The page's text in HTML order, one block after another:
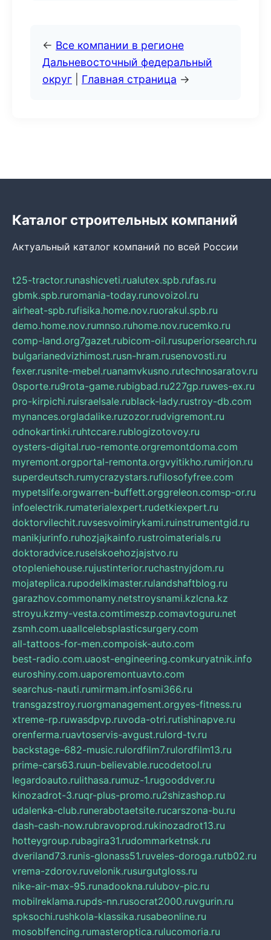
← Все компании в регионе
Дальневосточный федеральный
округ
Главная страница →
Каталог строительных компаний
Актуальный каталог компаний по всей России
t25-tractor.runashicveti.rualutex.spb.rufas.ru
gbmk.spb.ruromania-today.runovoizol.ru
airheat-spb.rufisika.home.nov.ruorakul.spb.ru
demo.home.nov.rumnso.ruhome.nov.rucemko.ru
comp-land.org7gazet.rubicom-oil.rusuperiorsearch.ru
bulgarianedvizhimost.rusn-hram.rusenovosti.ru
fexer.rusnite-mebel.ruanamvkusno.rutechnosaratov.ru
0sporte.ru9rota-game.rubigbad.ru227gp.ruwes-ex.ru
pro-kirpichi.ruisraelsale.rublack-lady.rustroy-db.com
mynances.orgladalike.ruzozor.rudvigremont.ru
odnokartinki.ruhtccare.rublogizotovoy.ru
oysters-digital.ruo-remonte.orgremontdoma.com
myremont.orgportal-remonta.orgvyitikho.rumirjon.ru
superdeutsch.rumycrazystars.rufilosofyfree.com
mypetslife.orgwarren-buffett.orggreleon.comsp-or.ru
infoelectrik.rumaterialexpert.rudetkiexpert.ru
doktorvilechit.ruvsesvoimirykami.ruinstrumentgid.ru
manikjurinfo.ruhozjajkainfo.rustroimaterials.ru
doktoradvice.ruselskoehozjajstvo.ru
otopleniehouse.rujustinterior.ruchastnyjdom.ru
mojateplica.rupodelkimaster.rulandshaftblog.ru
garazhov.commonamy.netstroysnami.kzlcna.kz
stroyu.kzmy-vesta.comtimeszp.comavtoguru.net
zsmh.com.uaallcelebsplasticsurgery.com
all-tattoos-for-men.compoisk-auto.com
best-radio.com.uaost-engineering.comkuryatnik.info
euroshiny.com.uaporemontuavto.com
searchus-nauti.rumirmam.infosmi366.ru
transgazstroy.ruorgmanagement.orgyes-fitness.ru
xtreme-rp.ruwasdpvp.ruvoda-otri.rutishinapve.ru
orenferma.ruavtoservis-avgust.rulord-tv.ru
backstage-682-music.rulordfilm7.rulordfilm13.ru
prime-cars63.ruun-believable.rucodetool.ru
legardoauto.rulithasa.rumuz-1.rugooddver.ru
kinozadrot-3.ruqr-plus-promo.ru2shizashop.ru
udalenka-club.runerabotaetsite.rucarszona-bu.ru
dash-cash-now.rubravoprod.rukinozadrot13.ru
hotteygroup.rubagira31.rudommarketnsk.ru
dveriland73.runis-glonass51.ruveles-doroga.rutb02.ru
vrema-zdorov.ruvelonik.rusurgutgloss.ru
nike-air-max-95.runadookna.rulubov-pic.ru
mobilreklama.rupds-nn.rusocrat2000.ruvgurin.ru
spksochi.rushkola-klassika.rusabeonline.ru
mosoblfencing.rumasteroptica.rulucomoria.ru